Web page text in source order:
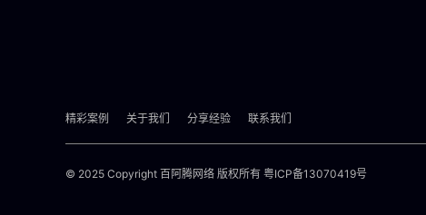
精彩案例 关于我们 分享经验 联系我们
© 2025 Copyright 百阿腾网络 版权所有 粤ICP备13070419号